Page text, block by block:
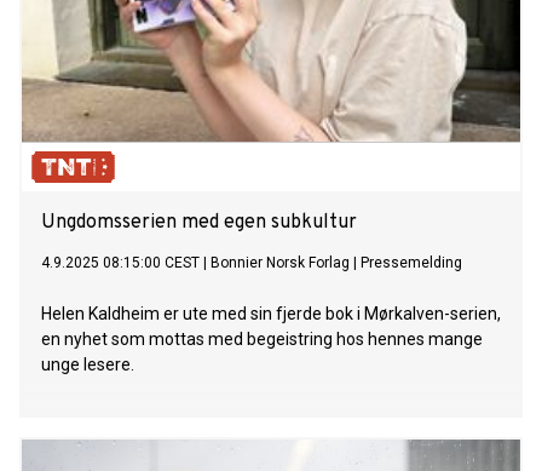
Ungdomsserien med egen subkultur
4.9.2025 08:15:00 CEST Bonnier Norsk Forlag Pressemelding
Helen Kaldheim er ute med sin fjerde bok i Mørkalven-serien,
en nyhet som mottas med begeistring hos hennes mange
unge lesere.